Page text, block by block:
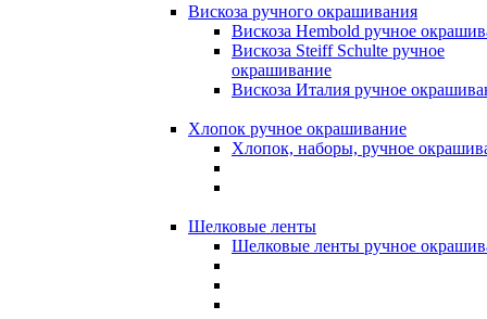
Вискоза ручного окрашивания
Вискоза Hembold ручное
Вискоза Steiff Schulte ручное
окрашивание
Вискоза Италия ручное
Хлопок ручное окрашивание
Хлопок, наборы, ручное
Шелковые ленты
Шелковые ленты ручное